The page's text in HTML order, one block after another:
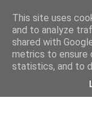
This site uses
and to analyze
shared with
metrics to ensure
statistics, and to